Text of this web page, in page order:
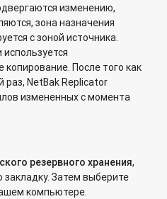
используются на
сервера и доступ к его
информации с
Windows на сетевое
(Snapshot) на сетевых
изменению,
зона назначения
с зоной источника.
После того как
NetBak Replicator
измененных с момента
резервного хранения,
Затем выберите
компьютере.